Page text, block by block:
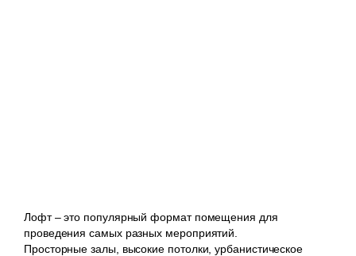
Лофт – это популярный формат помещения для
проведения самых разных мероприятий.
Просторные залы, высокие потолки, урбанистическое